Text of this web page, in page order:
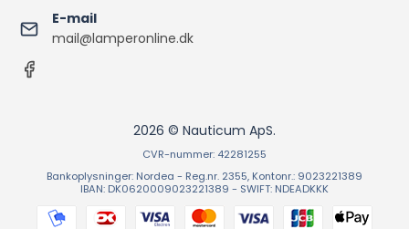
E-mail
mail@lamperonline.dk
2026 © Nauticum ApS.
CVR-nummer: 42281255
Bankoplysninger: Nordea - Reg.nr. 2355, Kontonr.: 9023221389
IBAN: DK0620009023221389 - SWIFT: NDEADKKK